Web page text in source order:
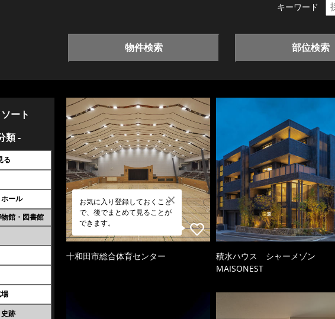
キーワード
物件検索 部位検索
ート
類 -
る
ール
館・図書館
跡
お気に入り登録しておくこと
で、後でまとめて見ることが
できます。
十和田市総合体育センター
積水ハウス シャーメゾン
MAISONEST